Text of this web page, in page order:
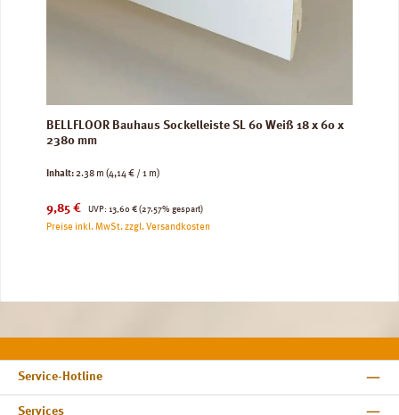
BELLFLOOR Bauhaus Sockelleiste SL 60 Weiß 18 x 60 x
2380 mm
Inhalt:2.38 m (4,14 € / 1 m)
Verkaufspreis:
9,85 € UVP:
Regulärer Preis:
13,60 € (27.57% gespart)
Preise inkl. MwSt. zzgl. Versandkosten
Service-Hotline
Services